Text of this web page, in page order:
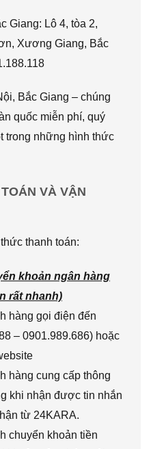
Giang: Lô 4, tòa 2,
Xương Giang, Bắc
Bắc Giang – chúng
quốc miễn phí, quý
trong những hình thức
VÀ VẬN
thanh toán:
khoản ngân hàng
rất nhanh)
hàng gọi điện đến
– 0901.989.686) hoặc
hàng cung cấp thông
khi nhận được tin nhắn
từ 24KARA.
chuyển khoản tiền